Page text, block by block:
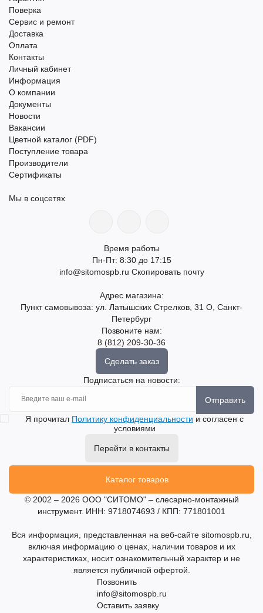
Поверка
Сервис и ремонт
Доставка
Оплата
Контакты
Личный кабинет
Информация
О компании
Документы
Новости
Вакансии
Цветной каталог (PDF)
Поступление товара
Производители
Сертификаты
Мы в соцсетях
Время работы
Пн-Пт: 8:30 до 17:15
info@sitomospb.ru Скопировать почту
Адрес магазина:
Пункт самовывоза: ул. Латышских Стрелков, 31 О, Санкт-
Петербург
Позвоните нам:
8 (812) 209-30-36
Сделать заказ
Подписаться на новости:
Отправить
Я прочитал Политику конфиденциальности и согласен с
условиями
Перейти в контакты
Каталог товаров
© 2002 – 2026 ООО "СИТОМО" – слесарно-монтажный
инструмент. ИНН: 9718074693 / КПП: 771801001
Вся информация, представленная на веб-сайте sitomospb.ru,
включая информацию о ценах, наличии товаров и их
характеристиках, носит ознакомительный характер и не
является публичной офертой.
Позвонить
info@sitomospb.ru
Оставить заявку